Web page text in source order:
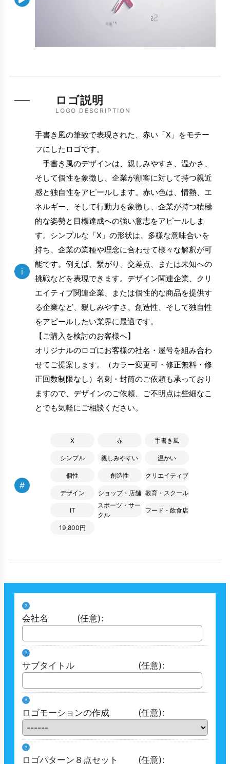
LOGO DESCRIPTION
ロゴ説明
i
手書き風の筆致で表現された、赤い「X」をモチー
フにしたロゴです。
手書き風のデザインは、親しみやすさ、温かさ、
そして個性を象徴し、企業が顧客に対して持つ親近
感と独自性をアピールします。赤い色は、情熱、エ
ネルギー、そして行動力を象徴し、企業が持つ積極
的な姿勢と目標達成への強い意志をアピールしま
す。シンプルな「X」の形状は、多様な意味合いを
持ち、企業の業種や理念に合わせて様々な解釈が可
能です。例えば、繋がり、交差点、または未知への
挑戦などを表現できます。デザイン関連企業、クリ
エイティブ関連企業、または個性的な商品を提供す
る企業など、親しみやすさ、創造性、そして独自性
をアピールしたい業界に最適です。
【ご購入を検討のお客様へ】
オリジナルのロゴにお客様の社名・屋号を組み合わ
せてご提案します。（カラー変更可・修正無料・修
正回数制限なし）名刺・封筒のご依頼も承っており
ますので、デザインのご依頼、ご不明点は些細なこ
とでも気軽にご相談ください。
#
X 赤 手書き風
シンプル 親しみやすい 温かい
個性 創造性 クリエイティブ
デザイン ショップ・店舗 教育・スクール
IT
スポーツ・サー
クル
フード・飲食店
19,800円
?
会社名 (任意):
?
サブタイトル (任意):
?
ロゴモーションの作成 (任意):
?
ロゴパターン８点セット (任意):